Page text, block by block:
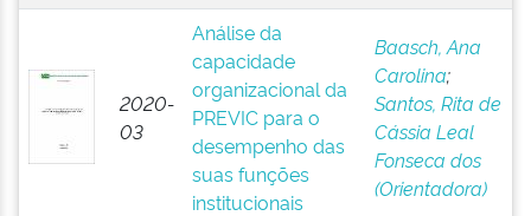
2020-
03
Análise da
capacidade
organizacional da
PREVIC para o
desempenho das
suas funções
institucionais
Baasch, Ana
Carolina;
Santos, Rita de
Cássia Leal
Fonseca dos
(Orientadora)